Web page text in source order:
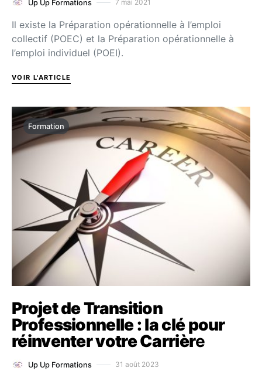
Up Up Formations 7 mai 2021
Il existe la Préparation opérationnelle à l’emploi
collectif (POEC) et la Préparation opérationnelle à
l’emploi individuel (POEI).
VOIR L'ARTICLE
Formation
Projet de Transition
Professionnelle : la clé pour
réinventer votre Carrière
Up Up Formations 31 août 2023